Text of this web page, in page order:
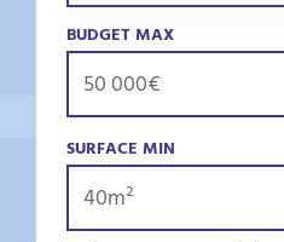
BUDGET MAX
SURFACE MIN